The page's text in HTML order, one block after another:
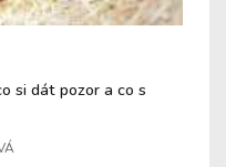
si dát pozor a co s